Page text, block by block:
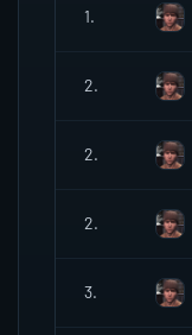
1.
2.
2.
2.
3.